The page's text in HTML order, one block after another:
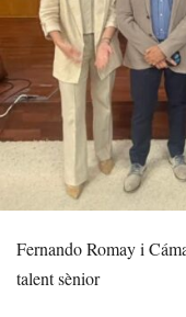
Fernando Romay i
talent sènior